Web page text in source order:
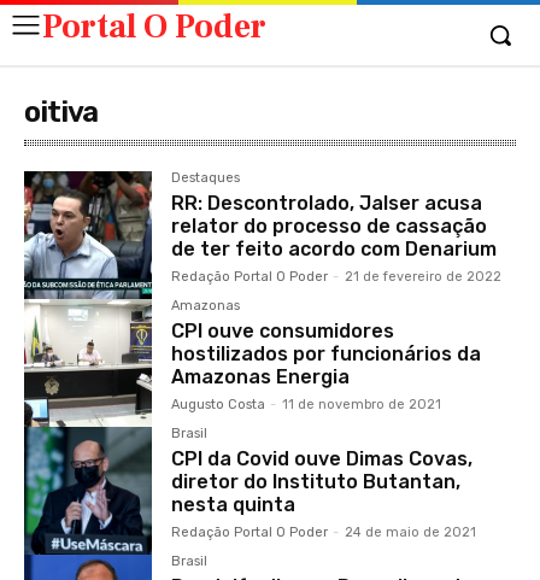
Portal O Poder
oitiva
Destaques
RR: Descontrolado, Jalser acusa
relator do processo de cassação
de ter feito acordo com Denarium
Redação Portal O Poder - 21 de fevereiro de 2022
Amazonas
CPI ouve consumidores
hostilizados por funcionários da
Amazonas Energia
Augusto Costa - 11 de novembro de 2021
Brasil
CPI da Covid ouve Dimas Covas,
diretor do Instituto Butantan,
nesta quinta
Redação Portal O Poder - 24 de maio de 2021
Brasil